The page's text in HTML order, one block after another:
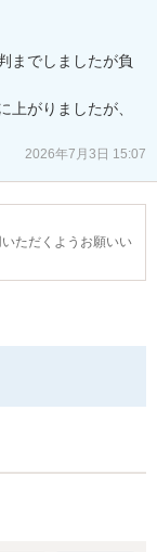
までしましたが負
上がりましたが、
2026年7月3日 15:07
ただくようお願いい